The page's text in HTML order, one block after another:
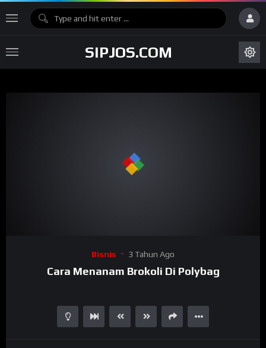
SIPJOS.COM
Bisnis 3 Tahun Ago
Cara Menanam Brokoli Di Polybag